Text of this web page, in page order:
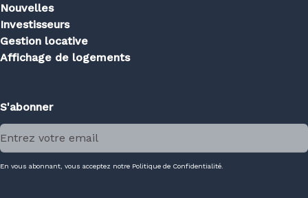
Nouvelles
Investisseurs
Gestion locative
Affichage de logements
S'abonner
En vous abonnant, vous acceptez notre Politique de Confidentialité.